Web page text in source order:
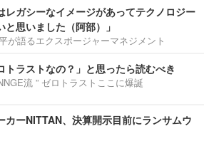
レガシーなイメージがあってテクノロジー
と思いました（阿部）」
が語るエクスポージャーマネジメント
トラストなの？」と思ったら読むべき
流 ” ゼロトラストここに爆誕
カーNITTAN、決算開示目前にランサムウ